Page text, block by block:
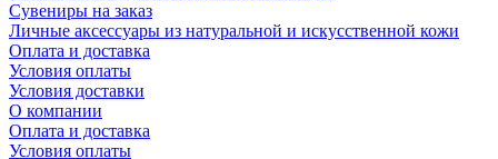
Сувениры на заказ
Личные аксессуары из натуральной и искусственной кожи
Оплата и доставка
Условия оплаты
Условия доставки
О компании
Оплата и доставка
Условия оплаты